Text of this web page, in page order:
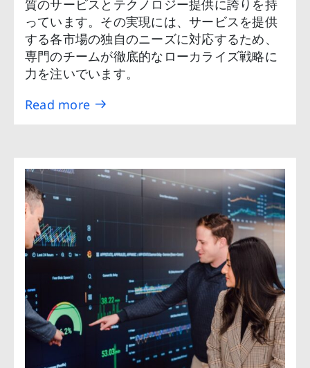
質のサービスとテクノロジー提供に誇りを持
っています。その実現には、サービスを提供
する各市場の独自のニーズに対応するため、
専門のチームが徹底的なローカライズ戦略に
力を注いでいます。
Read more